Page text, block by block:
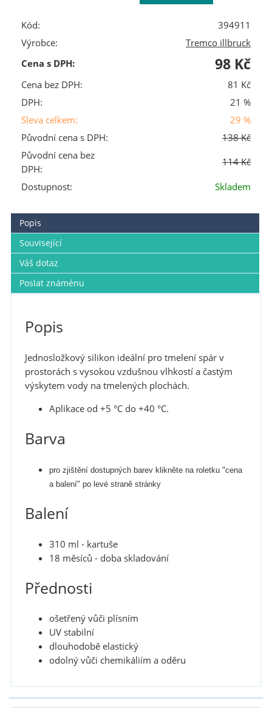
Kód:
394911
Výrobce:
Tremco illbruck
Cena s DPH:
98 Kč
Cena bez DPH:
81 Kč
DPH:
21 %
Sleva celkem:
29 %
Původní cena s DPH:
138 Kč
Původní cena bez
DPH:
114 Kč
Dostupnost:
Skladem
Popis
Související
Váš dotaz
Poslat známénu
Popis
Jednosložkový silikon ideální pro tmelení spár v
prostorách s vysokou vzdušnou vlhkostí a častým
výskytem vody na tmelených plochách.
Aplikace od +5 °C do +40 °C.
Barva
pro zjištění dostupných barev klikněte na roletku "cena
a balení" po levé straně stránky
Balení
310 ml - kartuše
18 měsíců - doba skladování
Přednosti
ošetřený vůči plísním
UV stabilní
dlouhodobě elastický
odolný vůči chemikáliím a oděru